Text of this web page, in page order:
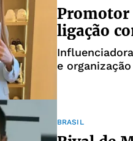
Promotor
ligação
e
BRASIL